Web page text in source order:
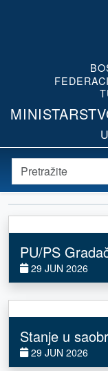
PU/PS
29 JUN 2026
Stanje u
29 JUN 2026